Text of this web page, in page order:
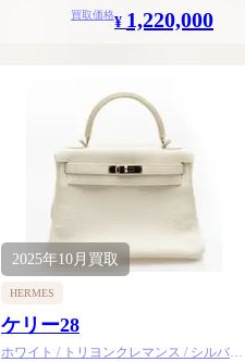
買取価格¥ 1,220,000
2025年10月 買取
HERMES
ケリー28
ホワイト / トリヨンクレマンス / シルバー